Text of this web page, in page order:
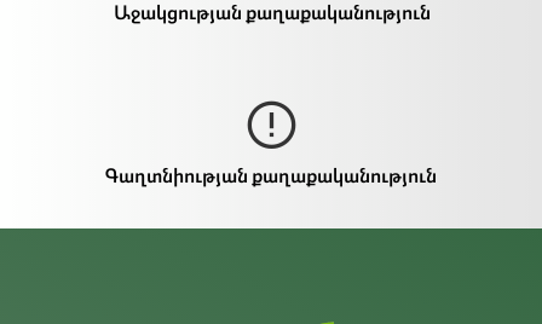
Աջակցության քաղաքականություն
Գաղտնիության քաղաքականություն